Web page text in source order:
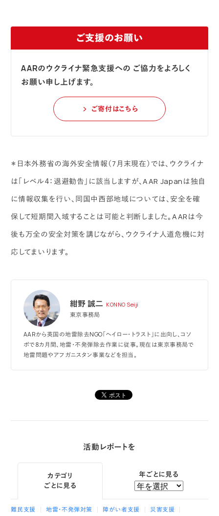
ご支援のお願い
AARのウクライナ緊急支援への ご協力をよろしく
お願い申し上げます。
ご寄付はこちら
＊日本外務省の海外安全情報（7月末現在）では、ウクライナ
は「レベル４：退避勧告」に該当しますが、AAR Japanは独自
に情報収集を行い、同国中西部地域については、安全を確
保して短期間入域することは可能と判断しました。AARは今
後も万全の安全対策を講じながら、ウクライナ人道危機に対
応してまいります。
紺野 誠二 KONNO Seiji
東京事務局
AARから英国の地雷除去NGO「ヘイロー・トラスト」に出向し、コソ
ボで８カ月間、地雷・不発弾除去作業に従事。現在は東京事務局で
地雷問題やアフガニスタン事業などを担当。
活動レポートを
カテゴリ
ごとに見る
難民支援 地雷・不発弾対策 障がい者支援
災害支援
年ごとに見る